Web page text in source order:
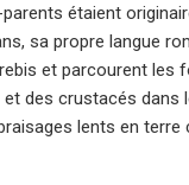
étaient
sa propre langue
et parcourent les
des crustacés dans
lents en terre